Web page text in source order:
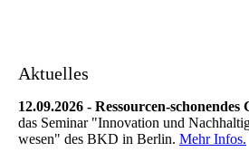
Aktuelles
12.09.2026 - Ressourcen-schonendes
das Seminar "Innovation und
wesen" des BKD in Berlin. Mehr Infos.